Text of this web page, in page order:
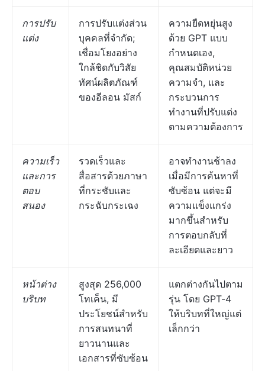
การปรับ
แต่ง
การปรับแต่งส่วน
บุคคลที่จำกัด;
เชื่อมโยงอย่าง
ใกล้ชิดกับวิสัย
ทัศน์ผลิตภัณฑ์
ของอีลอน มัสก์
ความยืดหยุ่นสูง
ด้วย GPT แบบ
กำหนดเอง,
คุณสมบัติหน่วย
ความจำ, และ
กระบวนการ
ทำงานที่ปรับแต่ง
ตามความต้องการ
ความเร็ว
และการ
ตอบ
สนอง
รวดเร็วและ
สื่อสารด้วยภาษา
ที่กระชับและ
กระฉับกระเฉง
อาจทำงานช้าลง
เมื่อมีการค้นหาที่
ซับซ้อน แต่จะมี
ความแข็งแกร่ง
มากขึ้นสำหรับ
การตอบกลับที่
ละเอียดและยาว
หน้าต่าง
บริบท
สูงสุด 256,000
โทเค็น, มี
ประโยชน์สำหรับ
การสนทนาที่
ยาวนานและ
เอกสารที่ซับซ้อน
แตกต่างกันไปตาม
รุ่น โดย GPT-4
ให้บริบทที่ใหญ่แต่
เล็กกว่า